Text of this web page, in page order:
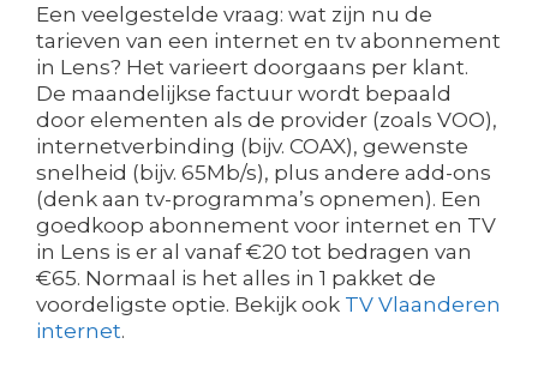
Een veelgestelde vraag: wat zijn nu de
tarieven van een internet en tv abonnement
in Lens? Het varieert doorgaans per klant.
De maandelijkse factuur wordt bepaald
door elementen als de provider (zoals VOO),
internetverbinding (bijv. COAX), gewenste
snelheid (bijv. 65Mb/s), plus andere add-ons
(denk aan tv-programma’s opnemen). Een
goedkoop abonnement voor internet en TV
in Lens is er al vanaf €20 tot bedragen van
€65. Normaal is het alles in 1 pakket de
voordeligste optie. Bekijk ook TV Vlaanderen
internet.